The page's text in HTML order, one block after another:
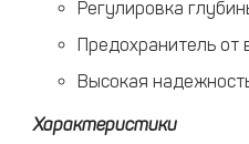
Регулировка
Предохранитель от
Высокая
Характеристики